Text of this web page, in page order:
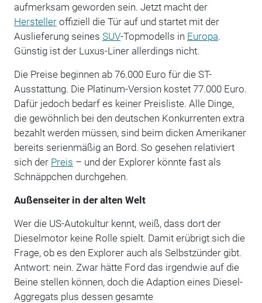
aufmerksam geworden sein. Jetzt macht der
Herstelleroffiziell die Tür auf und startet mit der
Auslieferung seines SUV-Topmodells in Europa.
Günstig ist der Luxus-Liner allerdings nicht.
Die Preise beginnen ab 76.000 Euro für die ST-
Ausstattung. Die Platinum-Version kostet 77.000 Euro.
Dafür jedoch bedarf es keiner Preisliste. Alle Dinge,
die gewöhnlich bei den deutschen Konkurrenten extra
bezahlt werden müssen, sind beim dicken Amerikaner
bereits serienmäßig an Bord. So gesehen relativiert
sich der Preis – und der Explorer könnte fast als
Schnäppchen durchgehen.
Außenseiter in der alten Welt
Wer die US-Autokultur kennt, weiß, dass dort der
Dieselmotor keine Rolle spielt. Damit erübrigt sich die
Frage, ob es den Explorer auch als Selbstzünder gibt.
Antwort: nein. Zwar hätte Ford das irgendwie auf die
Beine stellen können, doch die Adaption eines Diesel-
Aggregats plus dessen gesamte